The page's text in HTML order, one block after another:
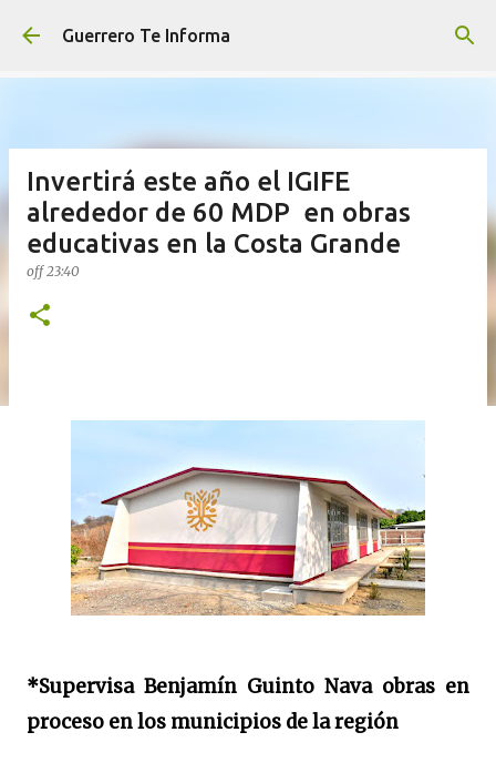
Ir al contenido principal
Guerrero Te Informa
Invertirá este año el IGIFE
alrededor de 60 MDP en obras
educativas en la Costa Grande
off23:40
*Supervisa Benjamín Guinto Nava obras en
proceso en los municipios de la región